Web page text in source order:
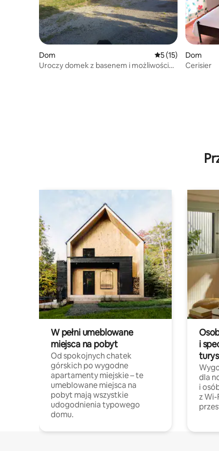
Dom Średnia ocena: 5
5 (15)
Uroczy domek z basenem i możliwością
Dom
Cerisier
W pełni umeblowane
miejsca na pobyt
Od spokojnych chatek
górskich po wygodne
apartamenty miejskie – te
umeblowane miejsca na
pobyt mają wszystkie
udogodnienia typowego
domu.
i
dla
i
z Wi-